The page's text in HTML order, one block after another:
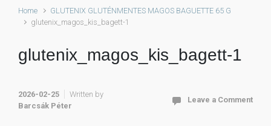
Home
GLUTENIX GLUTÉNMENTES MAGOS BAGUETTE 65 G
glutenix_magos_kis_bagett-1
glutenix_magos_kis_bagett-1
2026-02-25
Written by
Barcsák Péter
Leave a Comment